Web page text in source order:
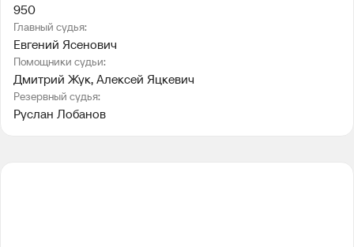
950
Главный судья:
Евгений Ясенович
Помощники судьи:
Дмитрий Жук, Алексей Яцкевич
Резервный судья:
Руслан Лобанов